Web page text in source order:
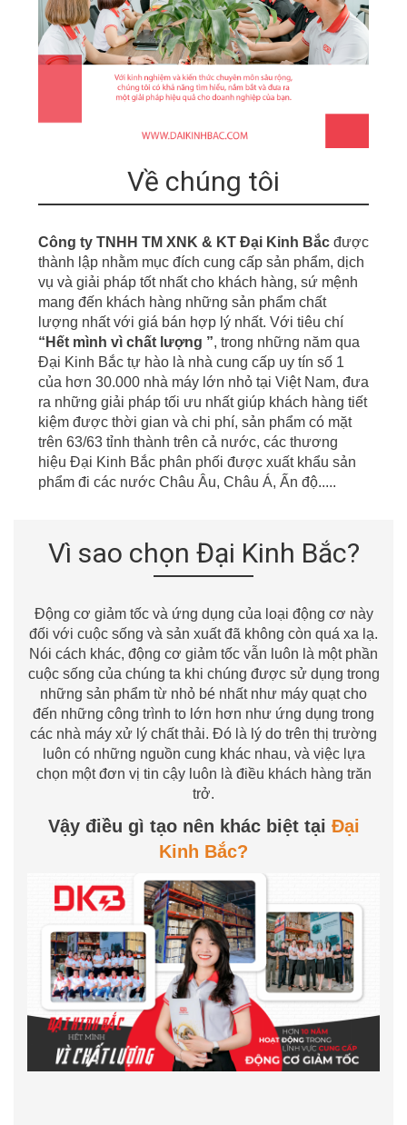
Về chúng tôi
Công ty TNHH TM XNK & KT Đại Kinh Bắc được
thành lập nhằm mục đích cung cấp sản phẩm, dịch
vụ và giải pháp tốt nhất cho khách hàng, sứ mệnh
mang đến khách hàng những sản phẩm chất
lượng nhất với giá bán hợp lý nhất. Với tiêu chí
“ Hết mình vì chất lượng ”, trong những năm qua
Đại Kinh Bắc tự hào là nhà cung cấp uy tín số 1
của hơn 30.000 nhà máy lớn nhỏ tại Việt Nam, đưa
ra những giải pháp tối ưu nhất giúp khách hàng tiết
kiệm được thời gian và chi phí, sản phẩm có mặt
trên 63/63 tỉnh thành trên cả nước, các thương
hiệu Đại Kinh Bắc phân phối được xuất khẩu sản
phẩm đi các nước Châu Âu, Châu Á, Ấn độ.....
Vì sao chọn Đại Kinh Bắc?
Động cơ giảm tốc và ứng dụng của loại động cơ này
đối với cuộc sống và sản xuất đã không còn quá xa lạ.
Nói cách khác, động cơ giảm tốc vẫn luôn là một phần
cuộc sống của chúng ta khi chúng được sử dụng trong
những sản phẩm từ nhỏ bé nhất như máy quạt cho
đến những công trình to lớn hơn như ứng dụng trong
các nhà máy xử lý chất thải. Đó là lý do trên thị trường
luôn có những nguồn cung khác nhau, và việc lựa
chọn một đơn vị tin cậy luôn là điều khách hàng trăn
trở.
Vậy điều gì tạo nên khác biệt tại Đại
Kinh Bắc?